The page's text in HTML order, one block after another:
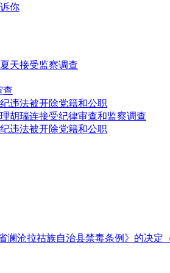
你
天接受监察调查
查
违法被开除党籍和公职
胡瑞连接受纪律审查和监察调查
违法被开除党籍和公职
沧拉祜族自治县禁毒条例》的决定（